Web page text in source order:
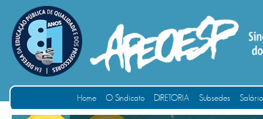
Home O Sindicato DIRETORIA Subsedes